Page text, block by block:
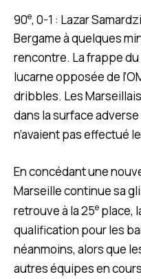
90e, 0-1 : Lazar
Bergame à quelques
rencontre. La frappe
lucarne opposée de
dribbles. Les
dans la surface
n’avaient pas effectué
En concédant une
Marseille continue sa
retrouve à la 25e place,
qualification pour les
néanmoins, alors que
autres équipes en